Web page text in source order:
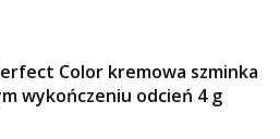
Color kremowa szminka
wykończeniu odcień 4 g